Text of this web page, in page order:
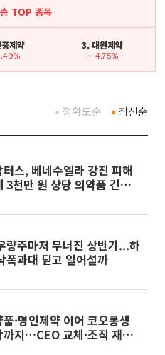
TOP 종목
제약 3. 대원제약
+ 4.75%
최신순
정확도순
스, 베네수엘라 강진 피해
3천만 원 상당 의약품 긴급
량주마저 무너진 상반기...하
폭과대 딛고 일어설까
·명인제약 이어 코오롱생
까지…CEO 교체·조직 재정